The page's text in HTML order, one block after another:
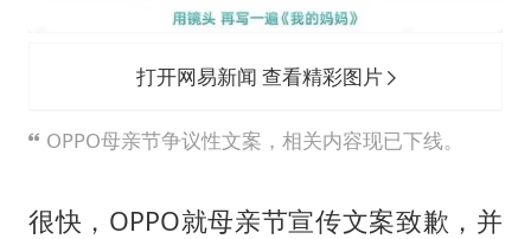
打开网易新闻 查看精彩图片
OPPO母亲节争议性文案，相关内容现已下线。
很快，OPPO就母亲节宣传文案致歉，并